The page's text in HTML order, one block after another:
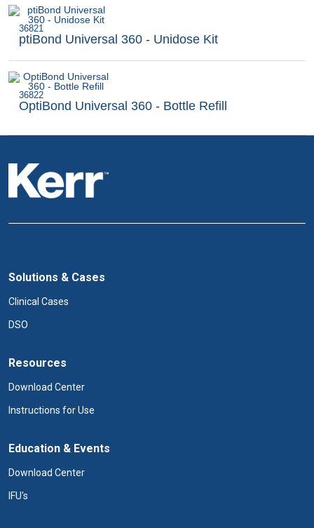
36821
ptiBond Universal 360 - Unidose Kit
36822
OptiBond Universal 360 - Bottle Refill
Solutions & Cases
Clinical Cases
DSO
Resources
Download Center
Instructions for Use
Education & Events
Download Center
IFU's